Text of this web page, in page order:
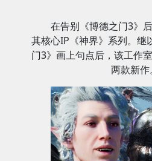
在告别《博德之门3》
其核心IP《神界》系列。继
门3》画上句点后，该工作
两款新作。